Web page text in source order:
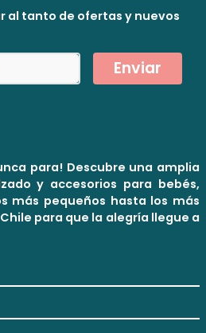
al tanto de ofertas y nuevos
Enviar
para! Descubre una amplia
y accesorios para bebés,
más pequeños hasta los más
para que la alegría llegue a